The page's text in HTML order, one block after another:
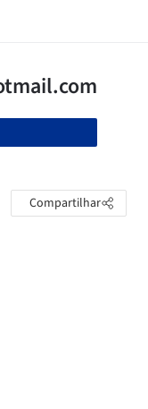
Compartilhar